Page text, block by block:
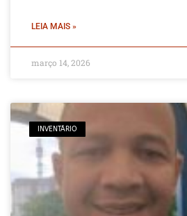
LEIA MAIS »
março 14, 2026
INVENTÁRIO